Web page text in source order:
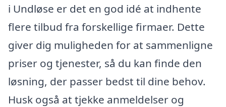
i Undløse er det en god idé at indhente
flere tilbud fra forskellige firmaer. Dette
giver dig muligheden for at sammenligne
priser og tjenester, så du kan finde den
løsning, der passer bedst til dine behov.
Husk også at tjekke anmeldelser og